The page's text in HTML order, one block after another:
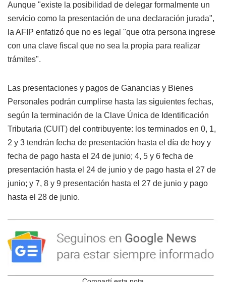
Aunque "existe la posibilidad de delegar formalmente un
servicio como la presentación de una declaración jurada",
la AFIP enfatizó que no es legal "que otra persona ingrese
con una clave fiscal que no sea la propia para realizar
trámites".
Las presentaciones y pagos de Ganancias y Bienes
Personales podrán cumplirse hasta las siguientes fechas,
según la terminación de la Clave Única de Identificación
Tributaria (CUIT) del contribuyente: los terminados en 0, 1,
2 y 3 tendrán fecha de presentación hasta el día de hoy y
fecha de pago hasta el 24 de junio; 4, 5 y 6 fecha de
presentación hasta el 24 de junio y de pago hasta el 27 de
junio; y 7, 8 y 9 presentación hasta el 27 de junio y pago
hasta el 28 de junio.